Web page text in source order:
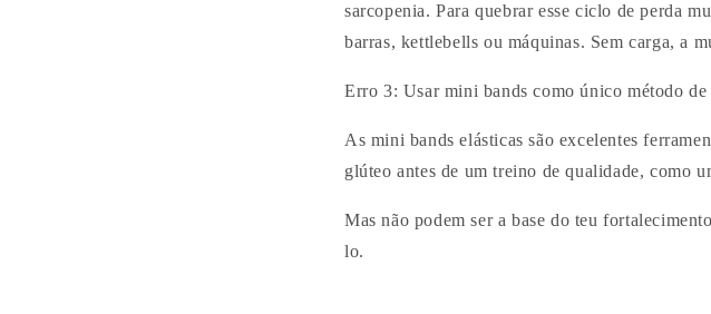
sarcopenia. Para quebrar esse ciclo de perda
barras, kettlebells ou máquinas. Sem carga, a
Erro 3: Usar mini bands como único método
As mini bands elásticas são excelentes
glúteo antes de um treino de qualidade, como
Mas não podem ser a base do teu
lo.